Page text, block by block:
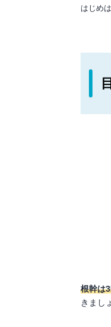
はじめ
根幹は
きまし